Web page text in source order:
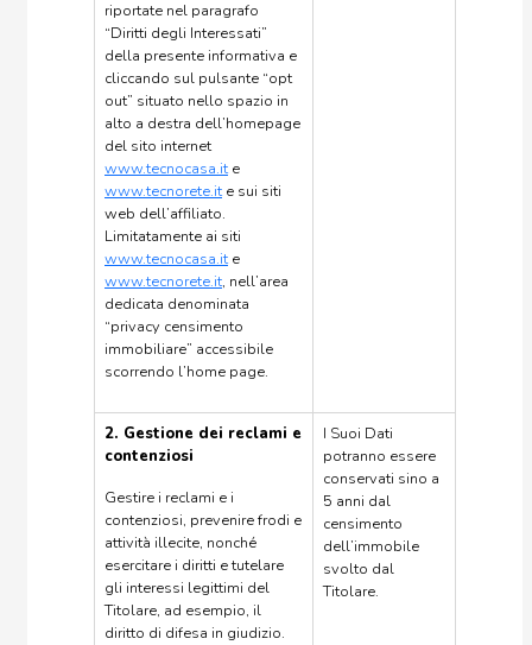
riportate nel paragrafo
“Diritti degli Interessati”
della presente informativa e
cliccando sul pulsante “opt
out” situato nello spazio in
alto a destra dell’homepage
del sito internet
www.tecnocasa.ite
www.tecnorete.ite sui siti
web dell’affiliato.
Limitatamente ai siti
www.tecnocasa.ite
www.tecnorete.it, nell’area
dedicata denominata
“privacy censimento
immobiliare” accessibile
scorrendo l’home page.
2. Gestione dei reclami e
contenziosi
Gestire i reclami e i
contenziosi, prevenire frodi e
attività illecite, nonché
esercitare i diritti e tutelare
gli interessi legittimi del
Titolare, ad esempio, il
diritto di difesa in giudizio.
I Suoi Dati
potranno essere
conservati sino a
5 anni dal
censimento
dell’immobile
svolto dal
Titolare.